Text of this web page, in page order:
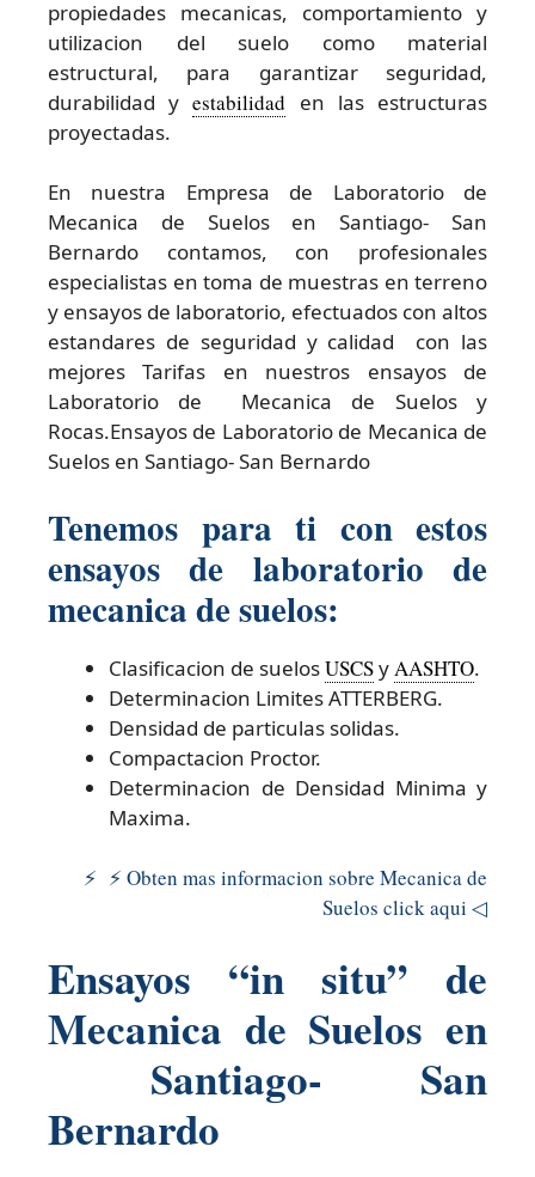
propiedades mecanicas, comportamiento y
utilizacion del suelo como material
estructural, para garantizar seguridad,
durabilidad yestabilidad en las estructuras
proyectadas.
En nuestra Empresa de Laboratorio de
Mecanica de Suelos en Santiago- San
Bernardo contamos, con profesionales
especialistas en toma de muestras en terreno
y ensayos de laboratorio, efectuados con altos
estandares de seguridad y calidad con las
mejores Tarifas en nuestros ensayos de
Laboratorio de Mecanica de Suelos y
Rocas.Ensayos de Laboratorio de Mecanica de
Suelos en Santiago- San Bernardo
Tenemos para ti con estos
ensayos de laboratorio de
mecanica de suelos:
Clasificacion de suelosUSCSy AASHTO.
Determinacion Limites ATTERBERG.
Densidad de particulas solidas.
Compactacion Proctor.
Determinacion de Densidad Minima y
Maxima.
⚡ ⚡ Obten mas informacion sobre Mecanica de
Suelos click aqui ◁
Ensayos “in situ” de
Mecanica de Suelos en
Santiago- San
Bernardo